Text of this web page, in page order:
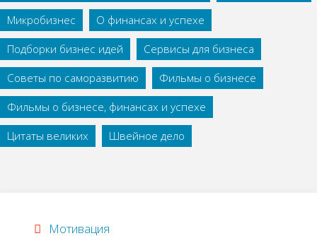
Микробизнес
О финансах и успехе
Подборки бизнес идей
Сервисы для бизнеса
Советы по саморазвитию
Фильмы о бизнесе
Фильмы о бизнесе, финансах и успехе
Цитаты великих
Швейное дело
Мотивация